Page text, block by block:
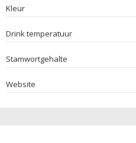
Kleur
Drink temperatuur
Stamwortgehalte
Website